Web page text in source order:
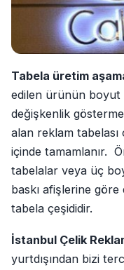
Tabela üretim
edilen ürünün
değişkenlik
alan reklam
içinde tamamlanır.
tabelalar veya üç
baskı afişlerine
tabela çeşididir.
İstanbul Çelik
yurtdışından bizi